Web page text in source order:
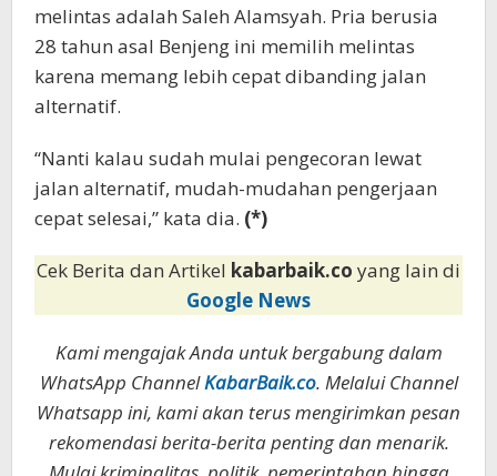
melintas adalah Saleh Alamsyah. Pria berusia
28 tahun asal Benjeng ini memilih melintas
karena memang lebih cepat dibanding jalan
alternatif.
“Nanti kalau sudah mulai pengecoran lewat
jalan alternatif, mudah-mudahan pengerjaan
cepat selesai,” kata dia. (*)
Cek Berita dan Artikel kabarbaik.co yang lain di
Google News
Kami mengajak Anda untuk bergabung dalam
WhatsApp ChannelKabarBaik.co. Melalui Channel
Whatsapp ini, kami akan terus mengirimkan pesan
rekomendasi berita-berita penting dan menarik.